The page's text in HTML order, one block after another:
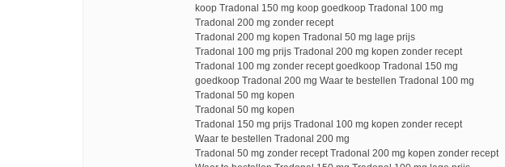
koop Tradonal 150 mg koop goedkoop Tradonal 100 mg
Tradonal 200 mg zonder recept
Tradonal 200 mg kopen Tradonal 50 mg lage prijs
Tradonal 100 mg prijs Tradonal 200 mg kopen zonder recept
Tradonal 100 mg zonder recept goedkoop Tradonal 150 mg
goedkoop Tradonal 200 mg Waar te bestellen Tradonal 100 mg
Tradonal 50 mg kopen
Tradonal 50 mg kopen
Tradonal 150 mg prijs Tradonal 100 mg kopen zonder recept
Waar te bestellen Tradonal 200 mg
Tradonal 50 mg zonder recept Tradonal 200 mg kopen zonder recept